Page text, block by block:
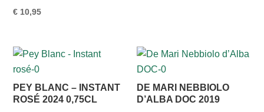
€ 10,95
PEY BLANC – INSTANT
ROSÉ 2024 0,75CL
DE MARI NEBBIOLO
D’ALBA DOC 2019